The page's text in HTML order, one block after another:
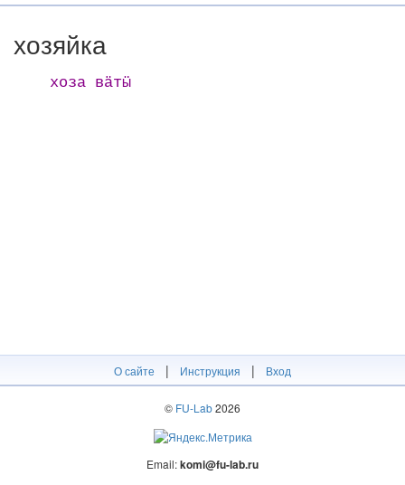
хозяйка
хоза вӓтӹ
О сайте | Инструкция | Вход
© FU-Lab2026
Email:komi@fu-lab.ru